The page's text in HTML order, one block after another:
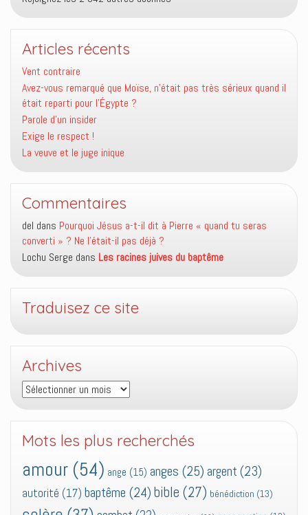
Articles récents
Vent contraire
Avez-vous remarqué que Moïse, n’était pas très sérieux quand il
était reparti pour l’Égypte ?
Parole d’un insider
Exige le respect !
La veuve et le juge inique
Commentaires
del dans Pourquoi Jésus a-t-il dit à Pierre « quand tu seras
converti » ? Ne l’était-il pas déjà ?
Lochu Serge dans Les racines juives du baptême
Traduisez ce site
Archives
Archives
Mots les plus recherchés
amour (54) ange (15) anges (25) argent (23)
autorité (17) baptême (24) bible (27) bénédiction (13)